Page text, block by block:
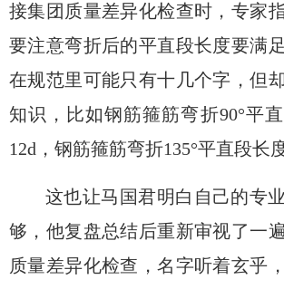
接集团质量差异化检查时，专家
要注意弯折后的平直段长度要满
在规范里可能只有十几个字，但
知识，比如钢筋箍筋弯折90°平
12d，钢筋箍筋弯折135°平直段长
这也让马国君明白自己的专
够， 他复盘总结后重新审视了一
质量差异化检查，名字听着玄乎，